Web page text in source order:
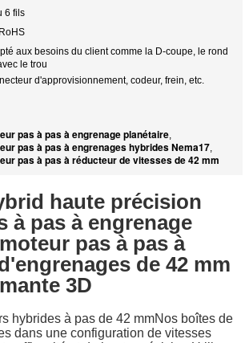
6 fils
aux besoins du client comme la D-coupe, le rond
le trou
d'approvisionnement, codeur, frein, etc.
pas à pas à engrenage planétaire,
pas à pas à engrenages hybrides Nema17,
pas à pas à réducteur de vitesses de 42 mm
haute précision
à pas à engrenage
pas à pas à
de 42 mm
3D
hybrides à pas de 42 mmNos boîtes de
dans une configuration de vitesses